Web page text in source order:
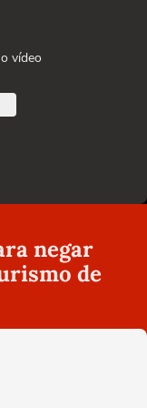
vídeo
negar
de